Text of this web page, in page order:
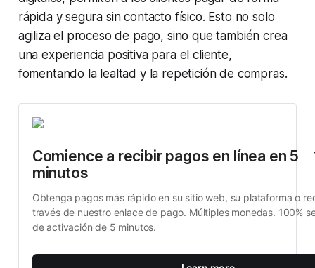
rápida y segura sin contacto físico. Esto no solo
agiliza el proceso de pago, sino que también crea
una experiencia positiva para el cliente,
fomentando la lealtad y la repetición de compras.
Comience a recibir pagos en línea en 5
minutos
Obtenga pagos más rápido en su sitio web, su plataforma o
través de nuestro enlace de pago. Múltiples monedas. 100%
de activación de 5 minutos.